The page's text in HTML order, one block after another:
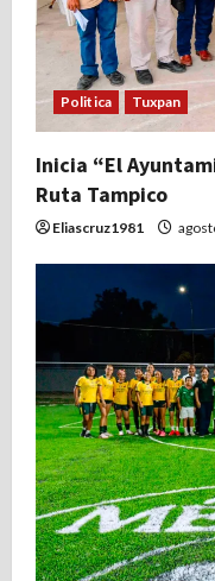
e
e
n
t
r
a
d
a
s
Politica Tuxpan
Inicia “El
Ruta Tampico
Eliascruz1981